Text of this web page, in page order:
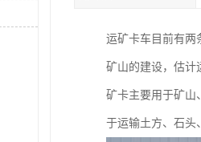
运矿卡车目前有两
矿山的建设，估计
矿卡主要用于矿山
于运输土方、石头